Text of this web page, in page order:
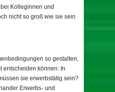
Kolleginnen und
nicht so groß wie sie sein
so gestalten,
entscheiden können: In
sie erwerbstätig sein?
Erwerbs- und